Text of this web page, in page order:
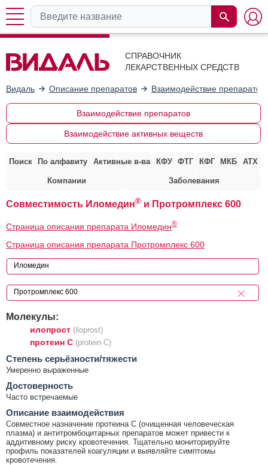
СПРАВОЧНИК
ЛЕКАРСТВЕННЫХ СРЕДСТВ
Видаль Описание препаратов Взаимодействие препаратов
Взаимодействие препаратов
Взаимодействие активных веществ
Поиск По алфавиту Активные в-ва КФУ ФТГ КФГ МКБ АТХ
Компании Заболевания
Совместимость Иломедин® и Протромплекс 600
Страница описания препарата Иломедин®
Страница описания препарата Протромплекс 600
Молекулы:
илопрост (iloprost)
протеин С (protein C)
Cтепень серьёзности/тяжести
Умеренно выраженные
Достоверность
Часто встречаемые
Описание взаимодействия
Совместное назначение протеина С (очищенная человеческая
плазма) и антитромбоцитарных препаратов может привести к
аддитивному риску кровотечения. Тщательно мониторируйте
профиль показателей коагуляции и выявляйте симптомы
кровотечения.